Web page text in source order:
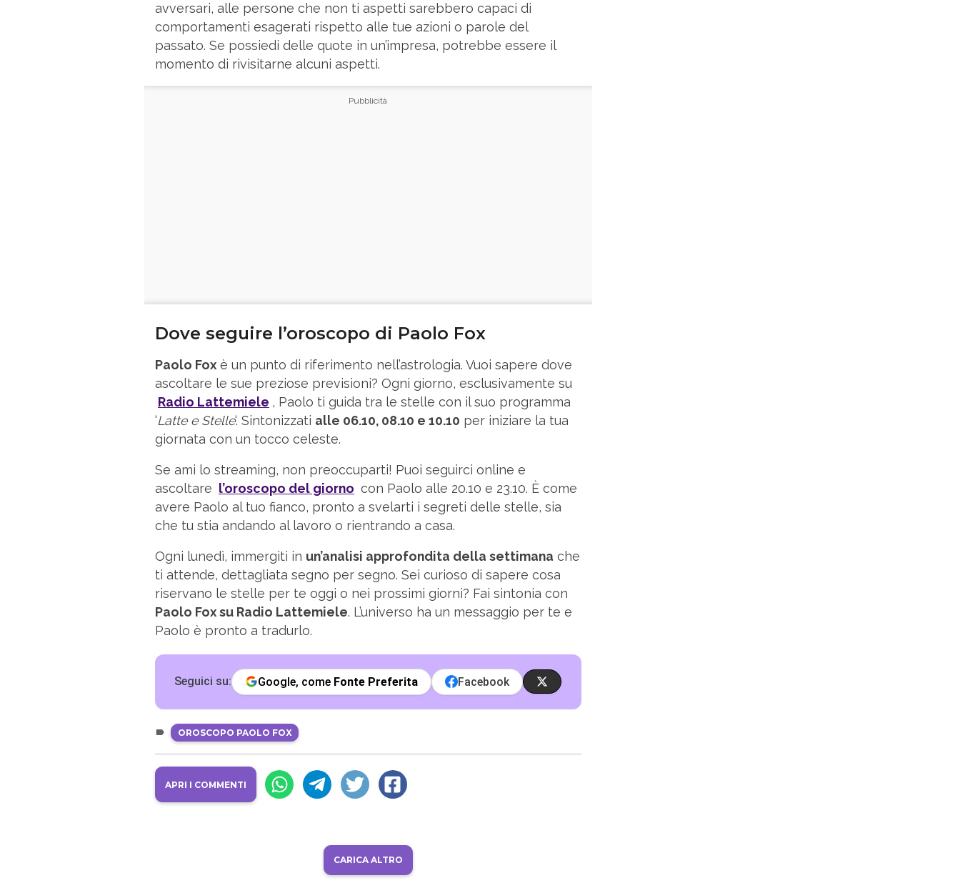
avversari, alle persone che non ti aspetti sarebbero capaci di
comportamenti esagerati rispetto alle tue azioni o parole del
passato. Se possiedi delle quote in un’impresa, potrebbe essere il
momento di rivisitarne alcuni aspetti.
Dove seguire l’oroscopo di Paolo Fox
Paolo Fox è un punto di riferimento nell’astrologia. Vuoi sapere dove
ascoltare le sue preziose previsioni? Ogni giorno, esclusivamente su
Radio Lattemiele , Paolo ti guida tra le stelle con il suo programma
‘Latte e Stelle‘. Sintonizzati alle 06.10, 08.10 e 10.10 per iniziare la tua
giornata con un tocco celeste.
Se ami lo streaming, non preoccuparti! Puoi seguirci online e
ascoltare l’oroscopo del giorno con Paolo alle 20.10 e 23.10. È come
avere Paolo al tuo fianco, pronto a svelarti i segreti delle stelle, sia
che tu stia andando al lavoro o rientrando a casa.
Ogni lunedì, immergiti in un’analisi approfondita della settimana che
ti attende, dettagliata segno per segno. Sei curioso di sapere cosa
riservano le stelle per te oggi o nei prossimi giorni? Fai sintonia con
Paolo Fox su Radio Lattemiele. L’universo ha un messaggio per te e
Paolo è pronto a tradurlo.
Seguici su: Google, come Fonte Preferita Facebook
OROSCOPO PAOLO FOX
APRI I COMMENTI
CARICA ALTRO